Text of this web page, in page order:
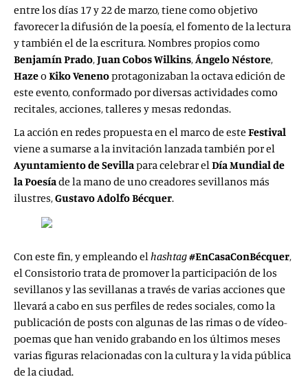
entre los días 17 y 22 de marzo, tiene como objetivo
favorecer la difusión de la poesía, el fomento de la lectura
y también el de la escritura. Nombres propios como
Benjamín Prado,Juan Cobos Wilkins,Ángelo Néstore,
Hazeo Kiko Venenoprotagonizaban la octava edición de
este evento, conformado por diversas actividades como
recitales, acciones, talleres y mesas redondas.
La acción en redes propuesta en el marco de este Festival
viene a sumarse a la invitación lanzada también por el
Ayuntamiento de Sevillapara celebrar elDía Mundial de
la Poesíade la mano de uno creadores sevillanos más
ilustres,Gustavo Adolfo Bécquer.
Con este fin, y empleando elhashtag#EnCasaConBécquer,
el Consistorio trata de promover la participación de los
sevillanos y las sevillanas a través de varias acciones que
llevará a cabo en sus perfiles de redes sociales, como la
publicación de posts con algunas de las rimas o de vídeo-
poemas que han venido grabando en los últimos meses
varias figuras relacionadas con la cultura y la vida pública
de la ciudad.